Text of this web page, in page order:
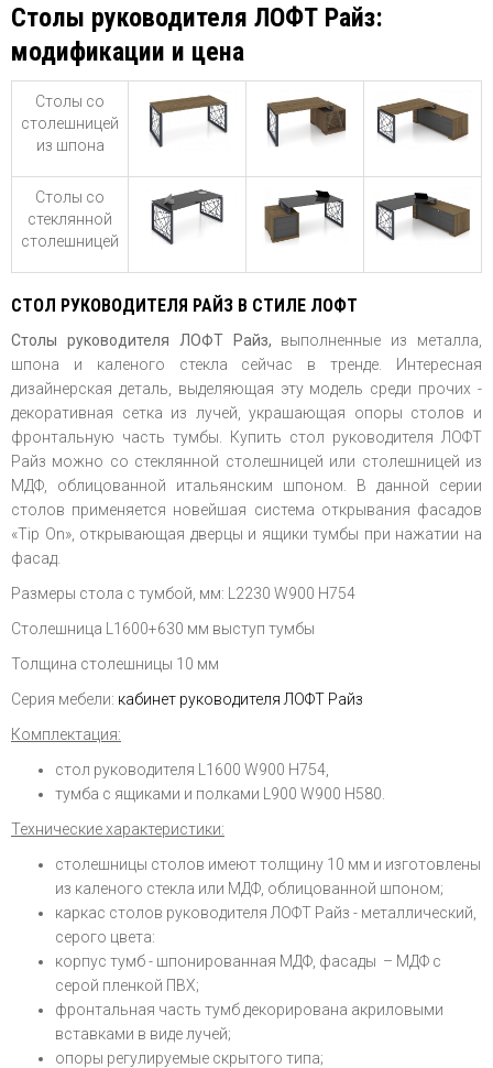
Столы руководителя ЛОФТ Райз:
модификации и цена
Столы со
столешницей
из шпона
Столы со
стеклянной
столешницей
СТОЛ РУКОВОДИТЕЛЯ РАЙЗ В СТИЛЕ ЛОФТ
Столы руководителя ЛОФТ Райз, выполненные из металла,
шпона и каленого стекла сейчас в тренде. Интересная
дизайнерская деталь, выделяющая эту модель среди прочих -
декоративная сетка из лучей, украшающая опоры столов и
фронтальную часть тумбы. Купить стол руководителя ЛОФТ
Райз можно со стеклянной столешницей или столешницей из
МДФ, облицованной итальянским шпоном. В данной серии
столов применяется новейшая система открывания фасадов
«Tip On», открывающая дверцы и ящики тумбы при нажатии на
фасад.
Размеры стола с тумбой, мм: L2230 W900 H754
Столешница L1600+630 мм выступ тумбы
Толщина столешницы 10 мм
Серия мебели: кабинет руководителя ЛОФТ Райз
Комплектация:
стол руководителя L1600 W900 H754,
тумба с ящиками и полками L900 W900 H580.
Технические характеристики:
столешницы столов имеют толщину 10 мм и изготовлены
из каленого стекла или МДФ, облицованной шпоном;
каркас столов руководителя ЛОФТ Райз - металлический,
серого цвета:
корпус тумб - шпонированная МДФ, фасады – МДФ с
серой пленкой ПВХ;
фронтальная часть тумб декорирована акриловыми
вставками в виде лучей;
опоры регулируемые скрытого типа;